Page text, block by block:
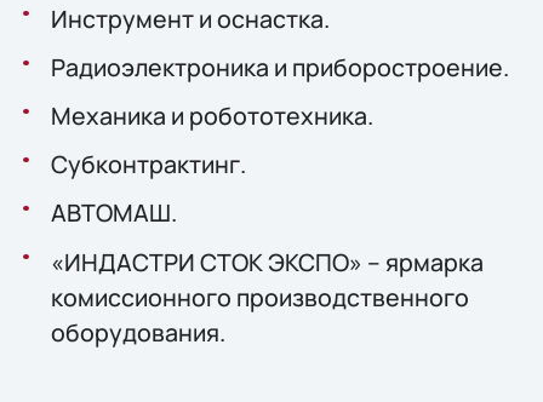
Инструмент и оснастка.
Радиоэлектроника и приборостроение.
Механика и робототехника.
Субконтрактинг.
АВТОМАШ.
«ИНДАСТРИ СТОК ЭКСПО» – ярмарка
комиссионного производственного
оборудования.